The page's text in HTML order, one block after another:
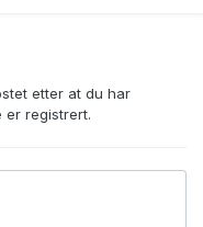
etter at du har
er registrert.